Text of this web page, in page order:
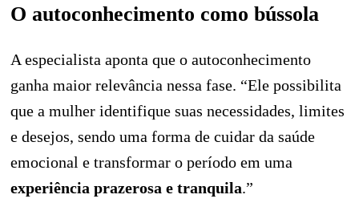
O autoconhecimento como bússola
A especialista aponta que o autoconhecimento
ganha maior relevância nessa fase. “Ele possibilita
que a mulher identifique suas necessidades, limites
e desejos, sendo uma forma de cuidar da saúde
emocional e transformar o período em uma
experiência prazerosa e tranquila.”